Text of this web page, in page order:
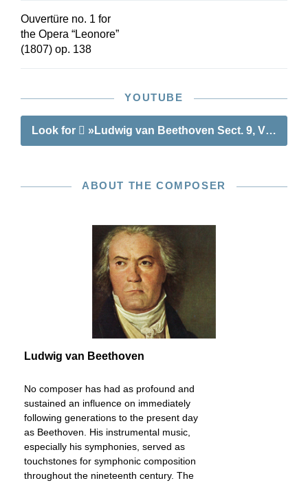
Ouvertüre no. 1 for
the Opera “Leonore”
(1807) op. 138
YOUTUBE
Look for »Ludwig van Beethoven Sect. 9, Vol. 1 |
ABOUT THE COMPOSER
Ludwig van Beethoven
No composer has had as profound and
sustained an influence on immediately
following generations to the present day
as Beethoven. His instrumental music,
especially his symphonies, served as
touchstones for symphonic composition
throughout the nineteenth century. The